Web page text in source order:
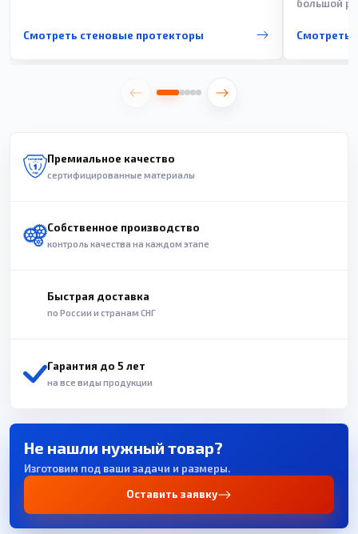
Смотреть стеновые протекторы
большой
Смотреть
Премиальное качество
сертифицированные материалы
Собственное производство
контроль качества на каждом этапе
Быстрая доставка
по России и странам СНГ
Гарантия до 5 лет
на все виды продукции
Не нашли нужный товар?
Изготовим под ваши задачи и размеры.
Оставить заявку